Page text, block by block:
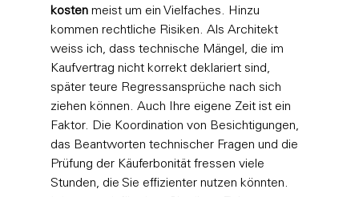
kosten meist um ein Vielfaches. Hinzu
kommen rechtliche Risiken. Als Architekt
weiss ich, dass technische Mängel, die im
Kaufvertrag nicht korrekt deklariert sind,
später teure Regressansprüche nach sich
ziehen können. Auch Ihre eigene Zeit ist ein
Faktor. Die Koordination von Besichtigungen,
das Beantworten technischer Fragen und die
Prüfung der Käuferbonität fressen viele
Stunden, die Sie effizienter nutzen könnten.